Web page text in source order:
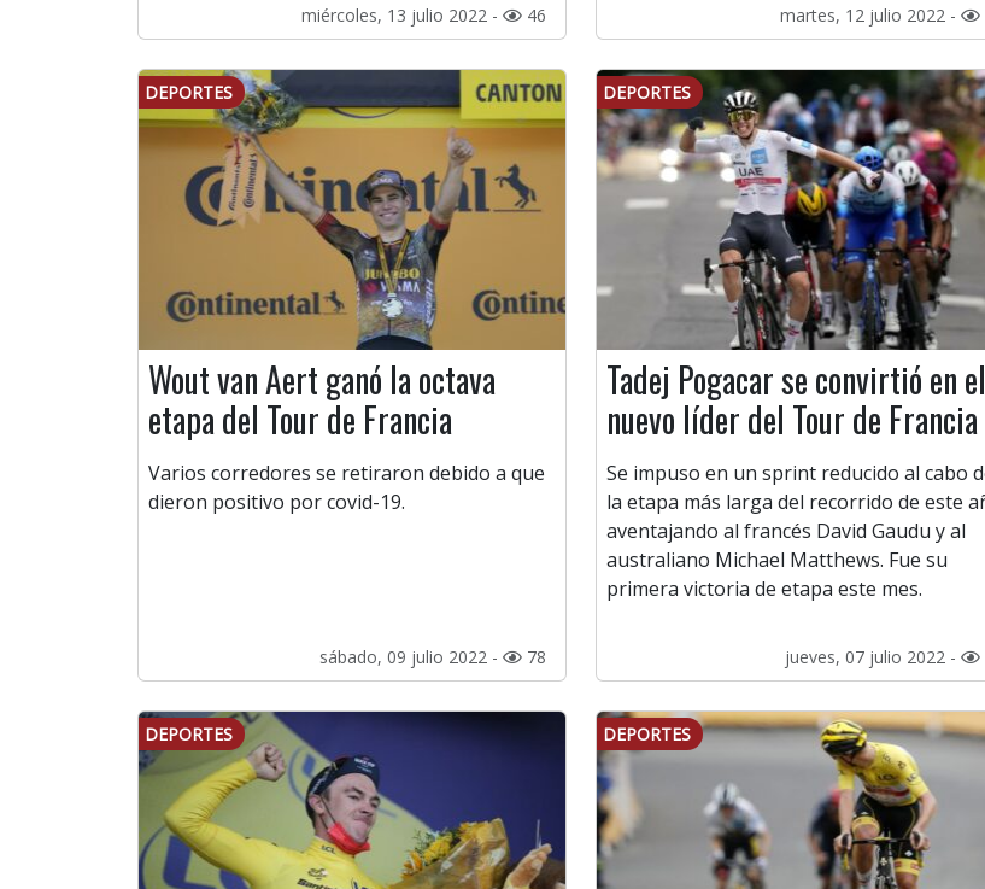
miércoles, 13 julio 2022 - 46 martes, 12 julio 2022 -
DEPORTES
Wout van Aert ganó la octava
etapa del Tour de Francia
Varios corredores se retiraron debido a que
dieron positivo por covid-19.
sábado, 09 julio 2022 - 78
DEPORTES
Tadej Pogacar se convirtió en el
nuevo líder del Tour de Francia
Se impuso en un sprint reducido al cabo
la etapa más larga del recorrido de este
aventajando al francés David Gaudu y al
australiano Michael Matthews. Fue su
primera victoria de etapa este mes.
jueves, 07 julio 2022 -
DEPORTES DEPORTES